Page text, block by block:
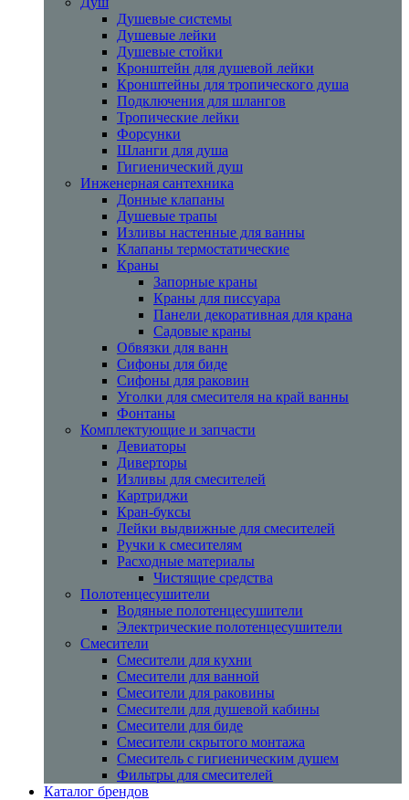
Душевые системы
Душевые лейки
Душевые стойки
Кронштейн для душевой лейки
Кронштейны для тропического душа
Подключения для шлангов
Тропические лейки
Форсунки
Шланги для душа
Гигиенический душ
Инженерная сантехника
Донные клапаны
Душевые трапы
Изливы настенные для ванны
Клапаны термостатические
Краны
Запорные краны
Краны для писсуара
Панели декоративная для крана
Садовые краны
Обвязки для ванн
Сифоны для биде
Сифоны для раковин
Уголки для смесителя на край ванны
Фонтаны
Комплектующие и запчасти
Девиаторы
Диверторы
Изливы для смесителей
Картриджи
Кран-буксы
Лейки выдвижные для смесителей
Ручки к смесителям
Расходные материалы
Чистящие средства
Полотенцесушители
Водяные полотенцесушители
Электрические полотенцесушители
Смесители
Смесители для кухни
Смесители для ванной
Смесители для раковины
Смесители для душевой кабины
Смесители для биде
Смесители скрытого монтажа
Смеситель с гигиеническим душем
Фильтры для смесителей
Каталог брендов